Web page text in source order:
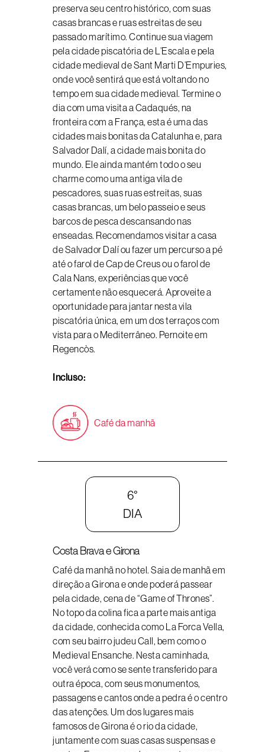
preserva seu centro histórico, com suas
casas brancas e ruas estreitas de seu
passado marítimo. Continue sua viagem
pela cidade piscatória de L’Escala e pela
cidade medieval de Sant Marti D’Empuries,
onde você sentirá que está voltando no
tempo em sua cidade medieval. Termine o
dia com uma visita a Cadaqués, na
fronteira com a França, esta é uma das
cidades mais bonitas da Catalunha e, para
Salvador Dalí, a cidade mais bonita do
mundo. Ele ainda mantém todo o seu
charme como uma antiga vila de
pescadores, suas ruas estreitas, suas
casas brancas, um belo passeio e seus
barcos de pesca descansando nas
enseadas. Recomendamos visitar a casa
de Salvador Dalí ou fazer um percurso a pé
até o farol de Cap de Creus ou o farol de
Cala Nans, experiências que você
certamente não esquecerá. Aproveite a
oportunidade para jantar nesta vila
piscatória única, em um dos terraços com
vista para o Mediterrâneo. Pernoite em
Regencòs.
Incluso:
Café da manhã
6°
DIA
Costa Brava e Girona
Café da manhã no hotel. Saia de manhã em
direção a Girona e onde poderá passear
pela cidade, cena de “Game of Thrones”.
No topo da colina fica a parte mais antiga
da cidade, conhecida como La Forca Vella,
com seu bairro judeu Call, bem como o
Medieval Ensanche. Nesta caminhada,
você verá como se sente transferido para
outra época, com seus monumentos,
passagens e cantos onde a pedra é o centro
das atenções. Um dos lugares mais
famosos de Girona é o rio da cidade,
juntamente com suas casas suspensas e